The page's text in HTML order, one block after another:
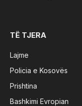
TË TJERA
Lajme
Policia e Kosovës
Prishtina
Bashkimi Evropian